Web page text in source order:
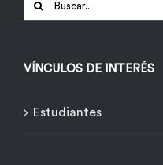
Buscar:
VÍNCULOS DE INTERÉS
Estudiantes